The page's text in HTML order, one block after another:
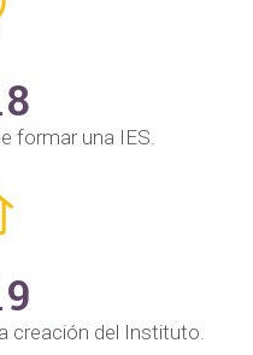
formar una IES.
creación del Instituto.